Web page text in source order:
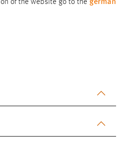
of the website go to the